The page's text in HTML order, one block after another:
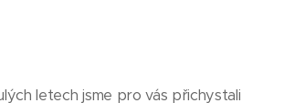
letech jsme pro vás přichystali